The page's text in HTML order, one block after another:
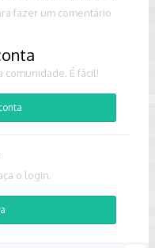
fazer um comentário
comunidade. É fácil!
o login.